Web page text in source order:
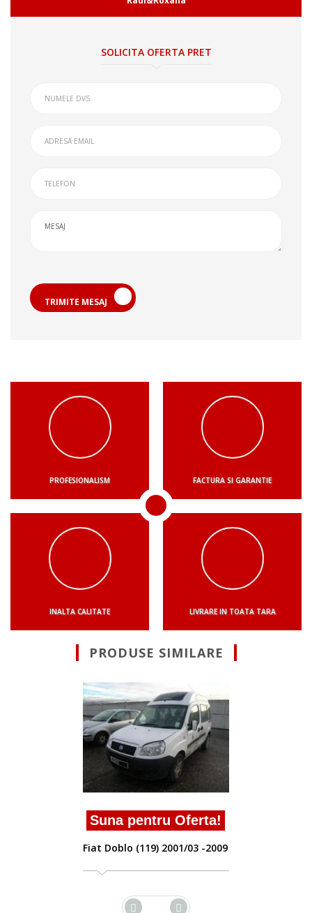
SOLICITA OFERTA PRET
TRIMITE MESAJ
PROFESIONALISM FACTURA SI GARANTIE
INALTA CALITATE LIVRARE IN TOATA TARA
PRODUSE SIMILARE
2001/03 -2009